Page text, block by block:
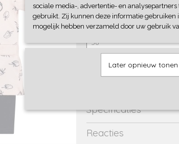
✓Op voorraad
Dirkje
IN
Specificaties
EAN code
Reacties
sociale media-, advertentie- en
gebruikt. Zij kunnen deze informatie gebruiken
mogelijk hebben verzameld door uw gebruik
Later opnieuw tonen